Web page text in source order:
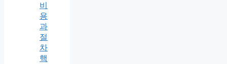
비
용
과
절
차
핵